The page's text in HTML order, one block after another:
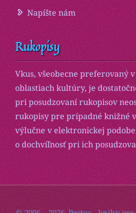
Napíšte nám
Rukopisy
Vkus, všeobecne preferovaný
oblastiach kultúry, je
pri posudzovaní rukopisov
rukopisy pre prípadné knižné
výlučne v elektronickej
o dochvíľnosť pri ich